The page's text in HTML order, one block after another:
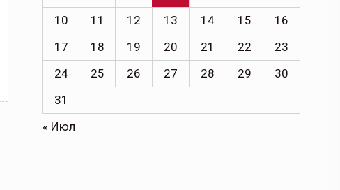
10
11 12 13 14 15
16
17
18 19 20 21 22
23
24
25 26 27 28 29
30
31
« Июл